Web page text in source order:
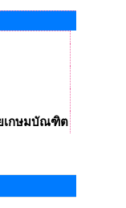
เกษมบัณฑิต